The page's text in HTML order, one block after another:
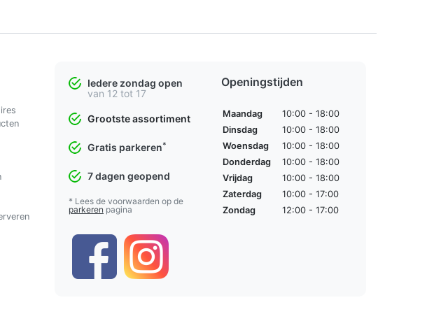
Iedere zondag open
van 12 tot 17
Grootste assortiment
Gratis parkeren*
7 dagen geopend
* Lees de voorwaarden op de
parkeren pagina
Openingstijden
Maandag
10:00 - 18:00
Dinsdag
10:00 - 18:00
Woensdag
10:00 - 18:00
Donderdag
10:00 - 18:00
Vrijdag
10:00 - 18:00
Zaterdag
10:00 - 17:00
Zondag
12:00 - 17:00